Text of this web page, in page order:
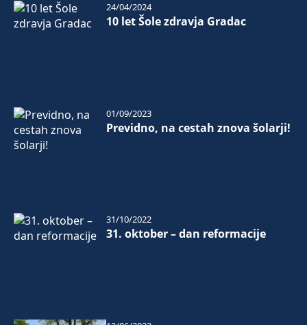
10 let Šole zdravja Gradac
24/04/2024
Previdno, na cestah znova šolarji!
01/09/2023
31. oktober – dan reformacije
31/10/2022